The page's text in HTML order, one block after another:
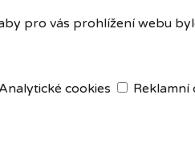
pro vás prohlížení webu
cookies Reklamní